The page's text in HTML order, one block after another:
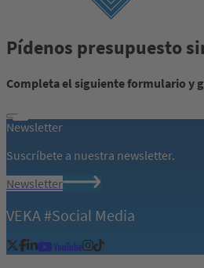
Pídenos presupuesto
Completa el siguiente formulario y
Newsletter
Suscríbete a nuestra newsletter.
Newsletter
VEKA #Social Media